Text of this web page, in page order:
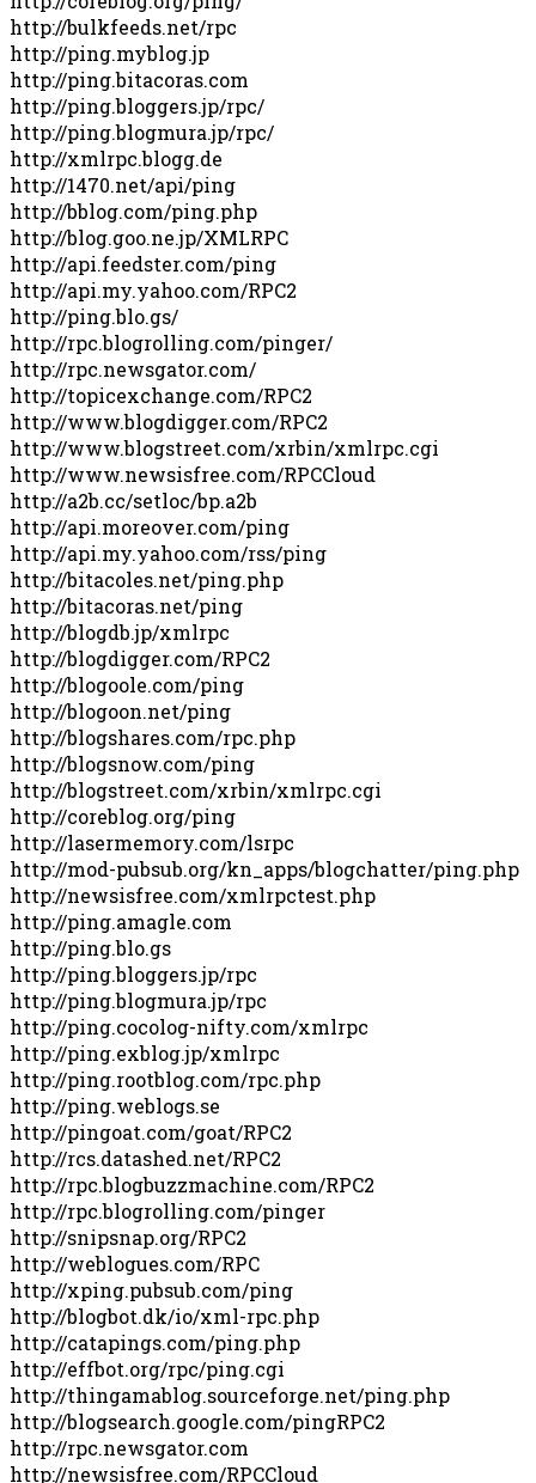
http://bulkfeeds.net/rpc
http://ping.myblog.jp
http://ping.bitacoras.com
http://ping.bloggers.jp/rpc/
http://ping.blogmura.jp/rpc/
http://xmlrpc.blogg.de
http://1470.net/api/ping
http://bblog.com/ping.php
http://blog.goo.ne.jp/XMLRPC
http://api.feedster.com/ping
http://api.my.yahoo.com/RPC2
http://ping.blo.gs/
http://rpc.blogrolling.com/pinger/
http://rpc.newsgator.com/
http://topicexchange.com/RPC2
http://www.blogdigger.com/RPC2
http://www.blogstreet.com/xrbin/xmlrpc.cgi
http://www.newsisfree.com/RPCCloud
http://a2b.cc/setloc/bp.a2b
http://api.moreover.com/ping
http://api.my.yahoo.com/rss/ping
http://bitacoles.net/ping.php
http://bitacoras.net/ping
http://blogdb.jp/xmlrpc
http://blogdigger.com/RPC2
http://blogoole.com/ping
http://blogoon.net/ping
http://blogshares.com/rpc.php
http://blogsnow.com/ping
http://blogstreet.com/xrbin/xmlrpc.cgi
http://coreblog.org/ping
http://lasermemory.com/lsrpc
http://mod-pubsub.org/kn_apps/blogchatter/ping.php
http://newsisfree.com/xmlrpctest.php
http://ping.amagle.com
http://ping.blo.gs
http://ping.bloggers.jp/rpc
http://ping.blogmura.jp/rpc
http://ping.cocolog-nifty.com/xmlrpc
http://ping.exblog.jp/xmlrpc
http://ping.rootblog.com/rpc.php
http://ping.weblogs.se
http://pingoat.com/goat/RPC2
http://rcs.datashed.net/RPC2
http://rpc.blogbuzzmachine.com/RPC2
http://rpc.blogrolling.com/pinger
http://snipsnap.org/RPC2
http://weblogues.com/RPC
http://xping.pubsub.com/ping
http://blogbot.dk/io/xml-rpc.php
http://catapings.com/ping.php
http://effbot.org/rpc/ping.cgi
http://thingamablog.sourceforge.net/ping.php
http://blogsearch.google.com/pingRPC2
http://rpc.newsgator.com
http://newsisfree.com/RPCCloud